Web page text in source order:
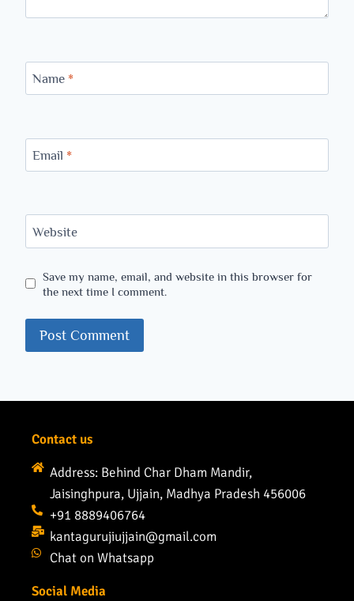
Name *
Email *
Website
Save my name, email, and website in this browser for
the next time I comment.
Contact us
Address: Behind Char Dham Mandir,
Jaisinghpura, Ujjain, Madhya Pradesh 456006
+91 8889406764
kantagurujiujjain@gmail.com
Chat on Whatsapp
Social Media